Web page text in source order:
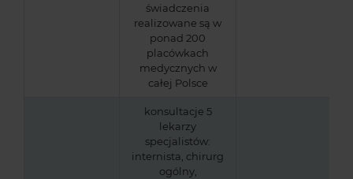
świadczenia
realizowane są w
ponad 200
placówkach
medycznych w
całej Polsce
konsultacje 5
lekarzy
specjalistów:
internista, chirurg
ogólny,